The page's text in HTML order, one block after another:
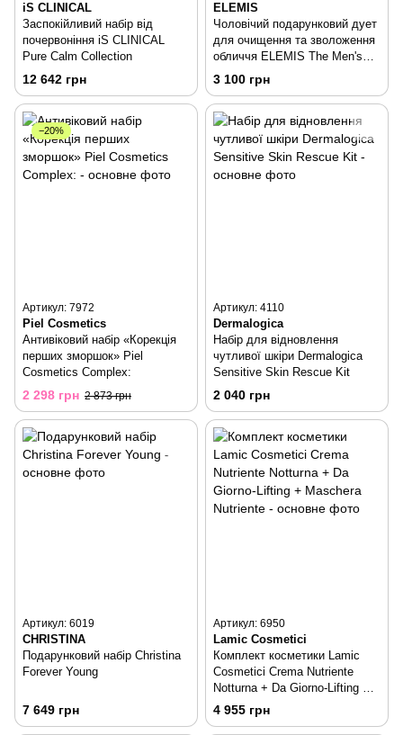
iS CLINICAL
Заспокійливий набір від
почервоніння iS CLINICAL
Pure Calm Collection
12 642 грн
ELEMIS
Чоловічий подарунковий дует
для очищення та зволоження
обличчя ELEMIS The Men's
Skincare Cleanse & Moisturise
3 100 грн
−20%
Артикул: 7972
Piel Cosmetics
Антивіковий набір «Корекція
перших зморшок» Piel
Cosmetics Complex:
2 298 грн 2 873 грн
Артикул: 4110
Dermalogica
Набір для відновлення
чутливої ​​шкіри Dermalogica
Sensitive Skin Rescue Kit
2 040 грн
Артикул: 6019
CHRISTINA
Подарунковий набір Christina
Forever Young
7 649 грн
Артикул: 6950
Lamic Cosmetici
Комплект косметики Lamic
Cosmetici Crema Nutriente
Notturna + Da Giorno-Lifting +
Maschera Nutriente
4 955 грн